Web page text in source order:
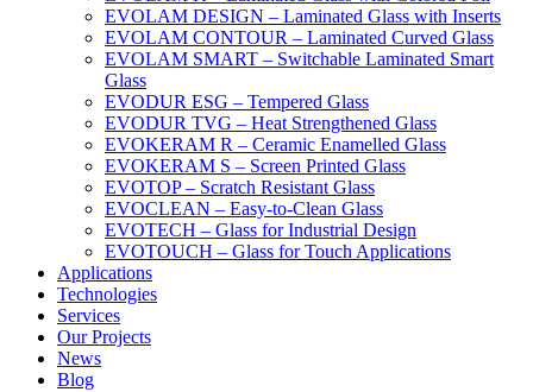
EVOLAM DESIGN – Laminated Glass with Inserts
EVOLAM CONTOUR – Laminated Curved Glass
EVOLAM SMART – Switchable Laminated Smart
Glass
EVODUR ESG – Tempered Glass
EVODUR TVG – Heat Strengthened Glass
EVOKERAM R – Ceramic Enamelled Glass
EVOKERAM S – Screen Printed Glass
EVOTOP – Scratch Resistant Glass
EVOCLEAN – Easy-to-Clean Glass
EVOTECH – Glass for Industrial Design
EVOTOUCH – Glass for Touch Applications
Applications
Technologies
Services
Our Projects
News
Blog